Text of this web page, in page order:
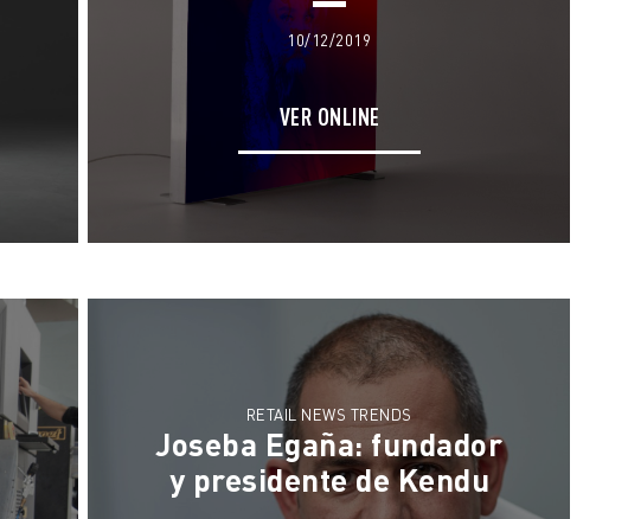
10/12/2019
VER ONLINE
RETAIL NEWS TRENDS
Joseba Egaña: fundador
y presidente de Kendu